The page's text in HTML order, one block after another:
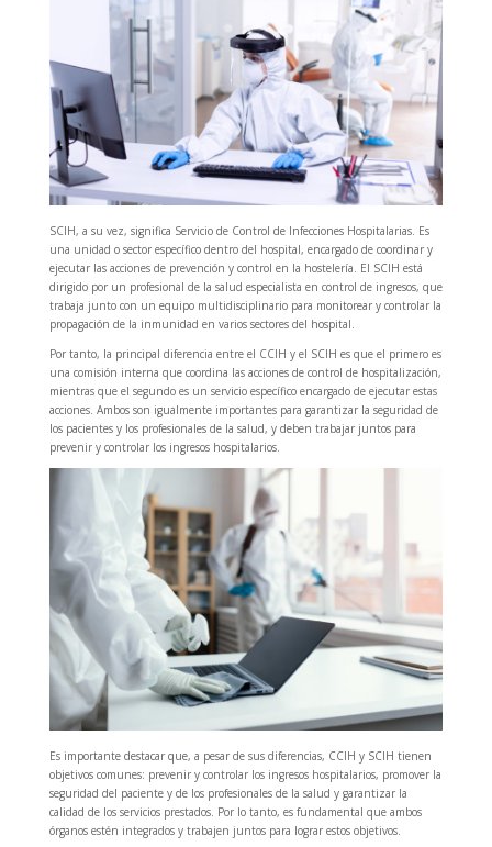
SCIH, a su vez, significa Servicio de Control de Infecciones Hospitalarias. Es
una unidad o sector específico dentro del hospital, encargado de coordinar y
ejecutar las acciones de prevención y control en la hostelería. El SCIH está
dirigido por un profesional de la salud especialista en control de ingresos, que
trabaja junto con un equipo multidisciplinario para monitorear y controlar la
propagación de la inmunidad en varios sectores del hospital.
Por tanto, la principal diferencia entre el CCIH y el SCIH es que el primero es
una comisión interna que coordina las acciones de control de hospitalización,
mientras que el segundo es un servicio específico encargado de ejecutar estas
acciones. Ambos son igualmente importantes para garantizar la seguridad de
los pacientes y los profesionales de la salud, y deben trabajar juntos para
prevenir y controlar los ingresos hospitalarios.
Es importante destacar que, a pesar de sus diferencias, CCIH y SCIH tienen
objetivos comunes: prevenir y controlar los ingresos hospitalarios, promover la
seguridad del paciente y de los profesionales de la salud y garantizar la
calidad de los servicios prestados. Por lo tanto, es fundamental que ambos
órganos estén integrados y trabajen juntos para lograr estos objetivos.